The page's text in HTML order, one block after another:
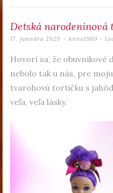
Detská narodeninová
17. januára 2020 - Anna1980
Hovorí sa, že obuvníkové
nebolo tak u nás, pre
tvarohovú tortičku s
veľa, veľa lásky.